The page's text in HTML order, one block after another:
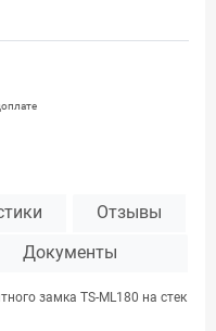
Отзывы
Документы
замка TS-ML180 на стек